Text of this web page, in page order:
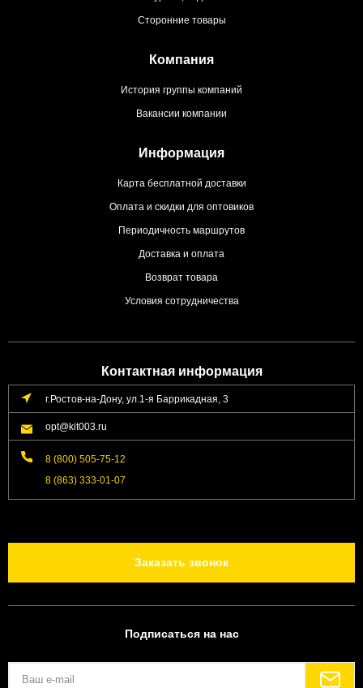
Сторонние товары
Компания
История группы компаний
Вакансии компании
Информация
Карта бесплатной доставки
Оплата и скидки для оптовиков
Периодичность маршрутов
Доставка и оплата
Возврат товара
Условия сотрудничества
Контактная информация
г.Ростов-на-Дону, ул.1-я Баррикадная, 3
opt@kit003.ru
8 (800) 505-75-12
8 (863) 333-01-07
Заказать звонок
Подписаться на нас